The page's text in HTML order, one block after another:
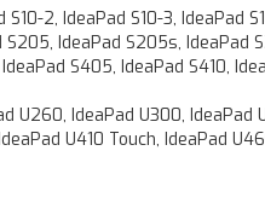
2, IdeaPad S10-3, IdeaPad
S205, IdeaPad S205s, IdeaPad
S405, IdeaPad S410,
U260, IdeaPad U300, IdeaPad
U410 Touch, IdeaPad